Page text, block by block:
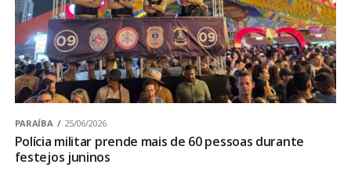
PARAÍBA 25/06/2026
Polícia militar prende mais de 60 pessoas durante
festejos juninos